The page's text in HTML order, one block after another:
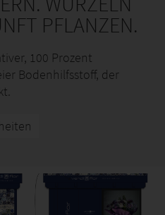
PFLANZEN.
100 Prozent
Bodenhilfsstoff, der